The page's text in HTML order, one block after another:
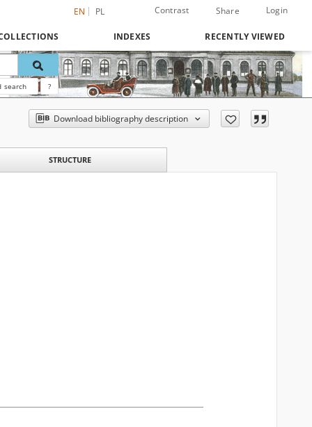
EN PL Contrast Share Login
INDEXES RECENTLY VIEWED
search ?
Download bibliography description
STRUCTURE